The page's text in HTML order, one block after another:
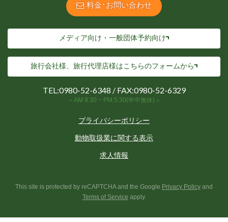
料金･お問い合わせ
メディア向け・一般団体予約向け
旅行会社様、旅行代理店様はこちらのフォームから
TEL:0980-52-6348 / FAX:0980-52-6329
＜AM 9:30 ~ PM 5:30(年中無休)＞
プライパシーポリシー
動物取扱業に関する表示
求人情報
This site is protected by reCAPTCHA and the Google Privacy Policy and
Terms of Service apply.